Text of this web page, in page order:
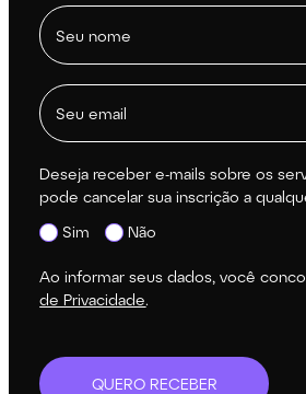
Deseja receber e-mails sobre os
pode cancelar sua inscrição a
Sim
Não
Ao informar seus dados, você
de Privacidade.
QUERO RECEBER